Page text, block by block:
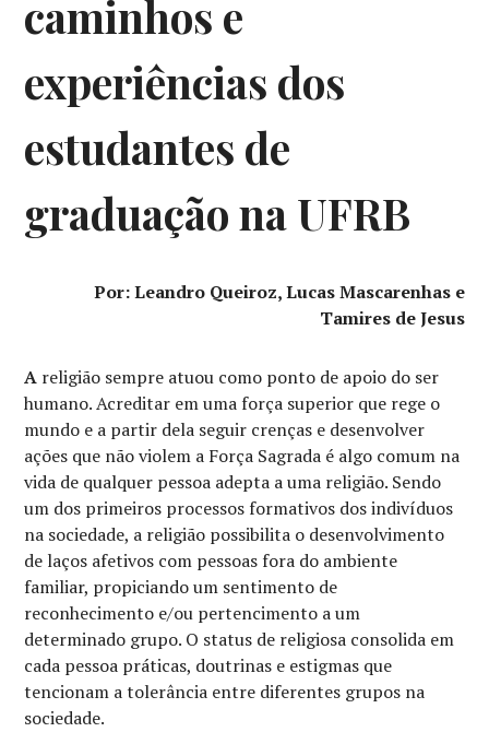
caminhos e
experiências dos
estudantes de
graduação na UFRB
Por: Leandro Queiroz, Lucas Mascarenhas e
Tamires de Jesus
A religião sempre atuou como ponto de apoio do ser
humano. Acreditar em uma força superior que rege o
mundo e a partir dela seguir crenças e desenvolver
ações que não violem a Força Sagrada é algo comum na
vida de qualquer pessoa adepta a uma religião. Sendo
um dos primeiros processos formativos dos indivíduos
na sociedade, a religião possibilita o desenvolvimento
de laços afetivos com pessoas fora do ambiente
familiar, propiciando um sentimento de
reconhecimento e/ou pertencimento a um
determinado grupo. O status de religiosa consolida em
cada pessoa práticas, doutrinas e estigmas que
tencionam a tolerância entre diferentes grupos na
sociedade.